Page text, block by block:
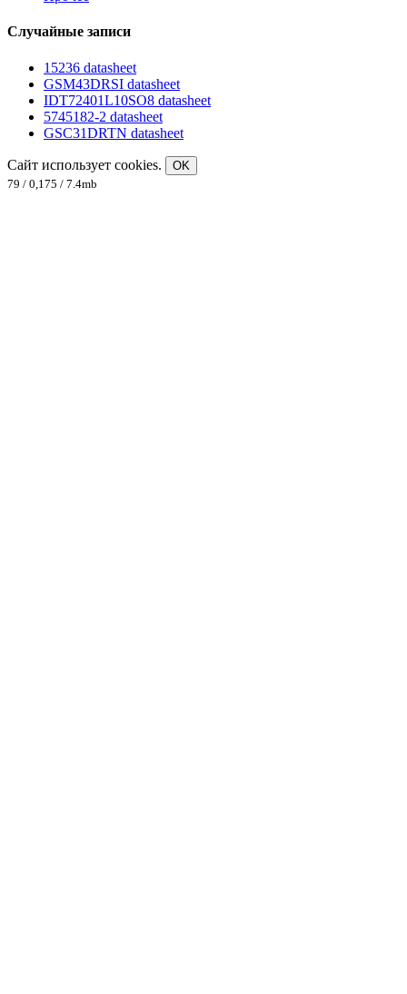
Случайные записи
15236 datasheet
GSM43DRSI datasheet
IDT72401L10SO8 datasheet
5745182-2 datasheet
GSC31DRTN datasheet
Сайт использует cookies.
OK
79 / 0,175 / 7.4mb